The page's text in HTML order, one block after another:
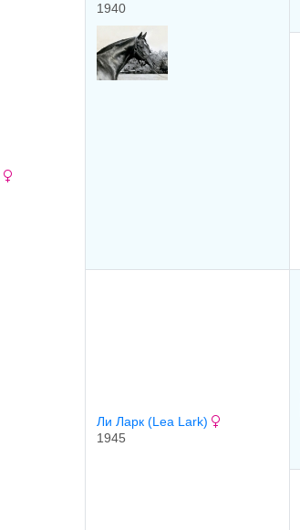
1940
Ли Ларк (Lea Lark)
1945